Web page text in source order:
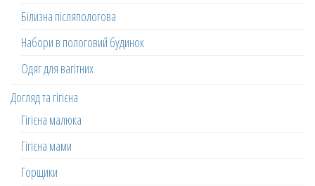
Білизна післяпологова
Набори в пологовий будинок
Одяг для вагітних
Догляд та гігієна
Гігієна малюка
Гігієна мами
Горщики